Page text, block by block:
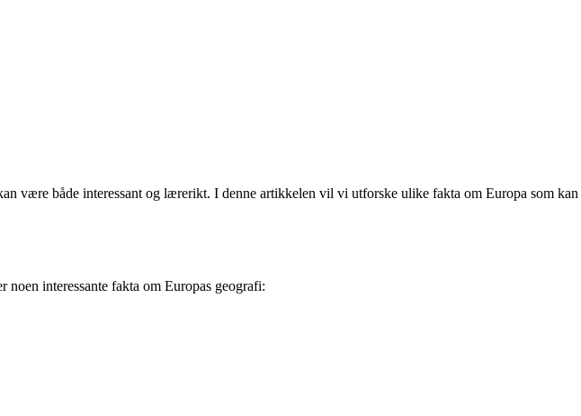
være både interessant og lærerikt. I denne artikkelen vil vi utforske ulike fakta om Europa som kan
interessante fakta om Europas geografi: